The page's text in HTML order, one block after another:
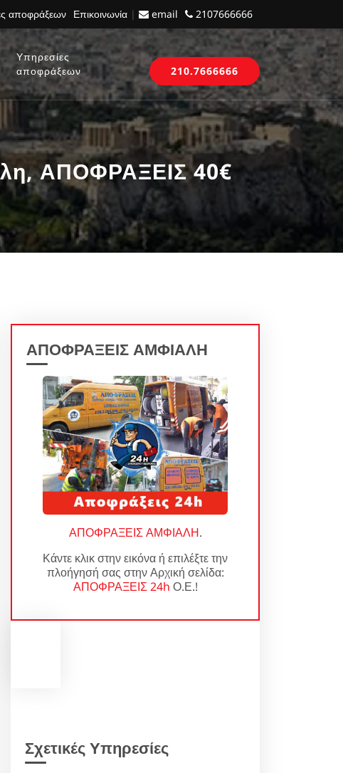
αποφράξεων Επικοινωνία | email 2107666666
Υπηρεσίες
αποφράξεων
210.7666666
ΑΠΟΦΡΑΞΕΙΣ 40€
ΑΠΟΦΡΑΞΕΙΣ ΑΜΦΙΑΛΗ
ΑΠΟΦΡΑΞΕΙΣ ΑΜΦΙΑΛΗ.
Κάντε κλικ στην εικόνα ή επιλέξτε την
πλοήγησή σας στην Αρχική σελίδα:
ΑΠΟΦΡΑΞΕΙΣ 24h Ο.Ε.!
Σχετικές Υπηρεσίες